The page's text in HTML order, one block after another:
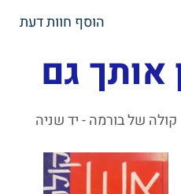
הוסף חוות דעת
אותך גם
קולה של בורמה - יד שניה